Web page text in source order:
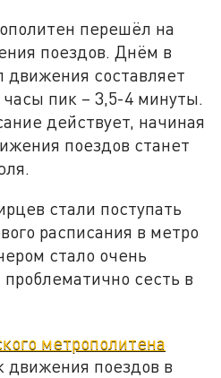
перешёл на
поездов. Днём в
движения составляет
часы пик – 3,5-4 минуты.
действует, начиная
поездов станет
стали поступать
расписания в метро
стало очень
сесть в
метрополитена
движения поездов в